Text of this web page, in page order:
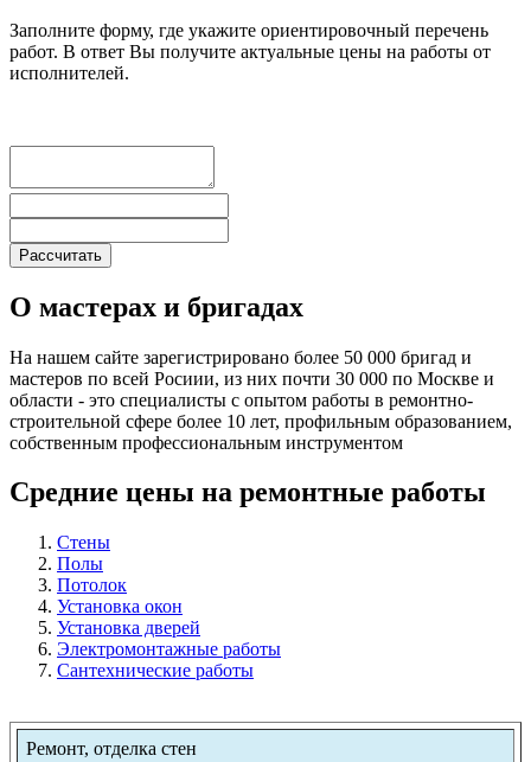
Заполните форму, где укажите ориентировочный перечень
работ. В ответ Вы получите актуальные цены на работы от
исполнителей.
О мастерах и бригадах
На нашем сайте зарегистрировано более 50 000 бригад и
мастеров по всей Росиии, из них почти 30 000 по Москве и
области - это специалисты с опытом работы в ремонтно-
строительной сфере более 10 лет, профильным образованием,
собственным профессиональным инструментом
Средние цены на ремонтные работы
Стены
Полы
Потолок
Установка окон
Установка дверей
Электромонтажные работы
Сантехнические работы
Ремонт, отделка стен